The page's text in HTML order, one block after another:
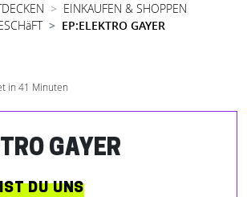
EINKAUFEN & SHOPPEN
EP:ELEKTRO GAYER
in 41 Minuten
GAYER
DU UNS